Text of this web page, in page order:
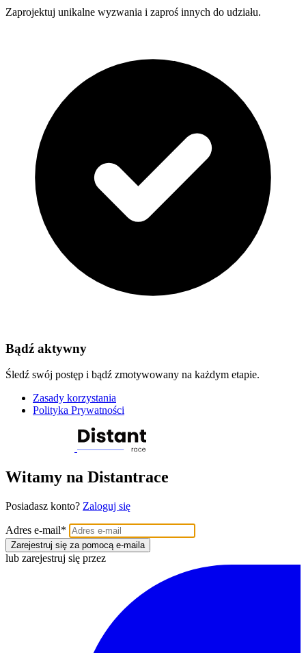
Zaprojektuj unikalne wyzwania i zaproś innych do udziału.
Bądź aktywny
Śledź swój postęp i bądź zmotywowany na każdym etapie.
Zasady korzystania
Polityka Prywatności
Witamy na Distantrace
Posiadasz konto? Zaloguj się
Adres e-mail*
Zarejestruj się za pomocą e-maila
lub zarejestruj się przez